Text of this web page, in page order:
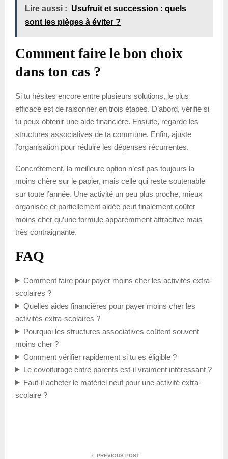
Lire aussi : Usufruit et succession : quels
sont les pièges à éviter ?
Comment faire le bon choix
dans ton cas ?
Si tu hésites encore entre plusieurs solutions, le plus
efficace est de raisonner en trois étapes. D’abord, vérifie si
tu peux obtenir une aide financière. Ensuite, regarde les
structures associatives de ta commune. Enfin, ajuste
l’organisation pour réduire les dépenses récurrentes.
Concrètement, la meilleure option n’est pas toujours la
moins chère sur le papier, mais celle qui reste soutenable
sur toute l’année. Une activité un peu plus proche, mieux
organisée et partiellement aidée peut finalement coûter
moins cher qu’une formule apparemment attractive mais
très contraignante.
FAQ
Comment faire pour payer moins cher les activités extra-
scolaires ?
Quelles aides financières pour payer moins cher les
activités extra-scolaires ?
Pourquoi les structures associatives coûtent souvent
moins cher ?
Comment vérifier rapidement si tu es éligible ?
Le covoiturage entre parents est-il vraiment intéressant ?
Faut-il acheter le matériel neuf pour une activité extra-
scolaire ?
PREVIOUS POST